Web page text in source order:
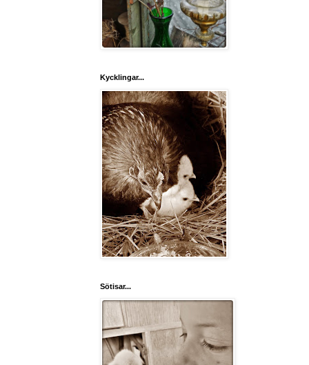
Kycklingar...
Sötisar...